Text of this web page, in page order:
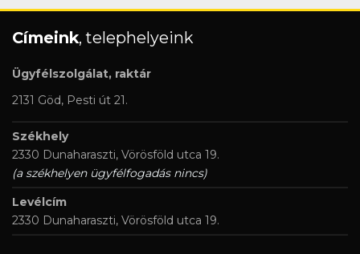
Címeink, telephelyeink
Ügyfélszolgálat, raktár
2131 Göd, Pesti út 21.
Székhely
2330 Dunaharaszti, Vörösföld utca 19.
(a székhelyen ügyfélfogadás nincs)
Levélcím
2330 Dunaharaszti, Vörösföld utca 19.